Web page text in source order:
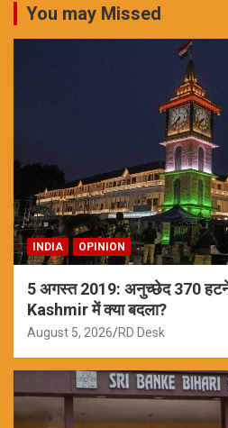
You may Missed
INDIA OPINION
5 अगस्त 2019: अनुच्छेद 370
Kashmir में क्या बदला?
August 5, 2026 RD Desk